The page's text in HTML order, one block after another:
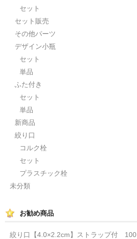
セット
セット販売
その他パーツ
デザイン小瓶
セット
単品
ふた付き
セット
単品
新商品
絞り口
コルク栓
セット
プラスチック栓
未分類
お勧め商品
絞り口【4.0×2.2cm】ストラップ付 100